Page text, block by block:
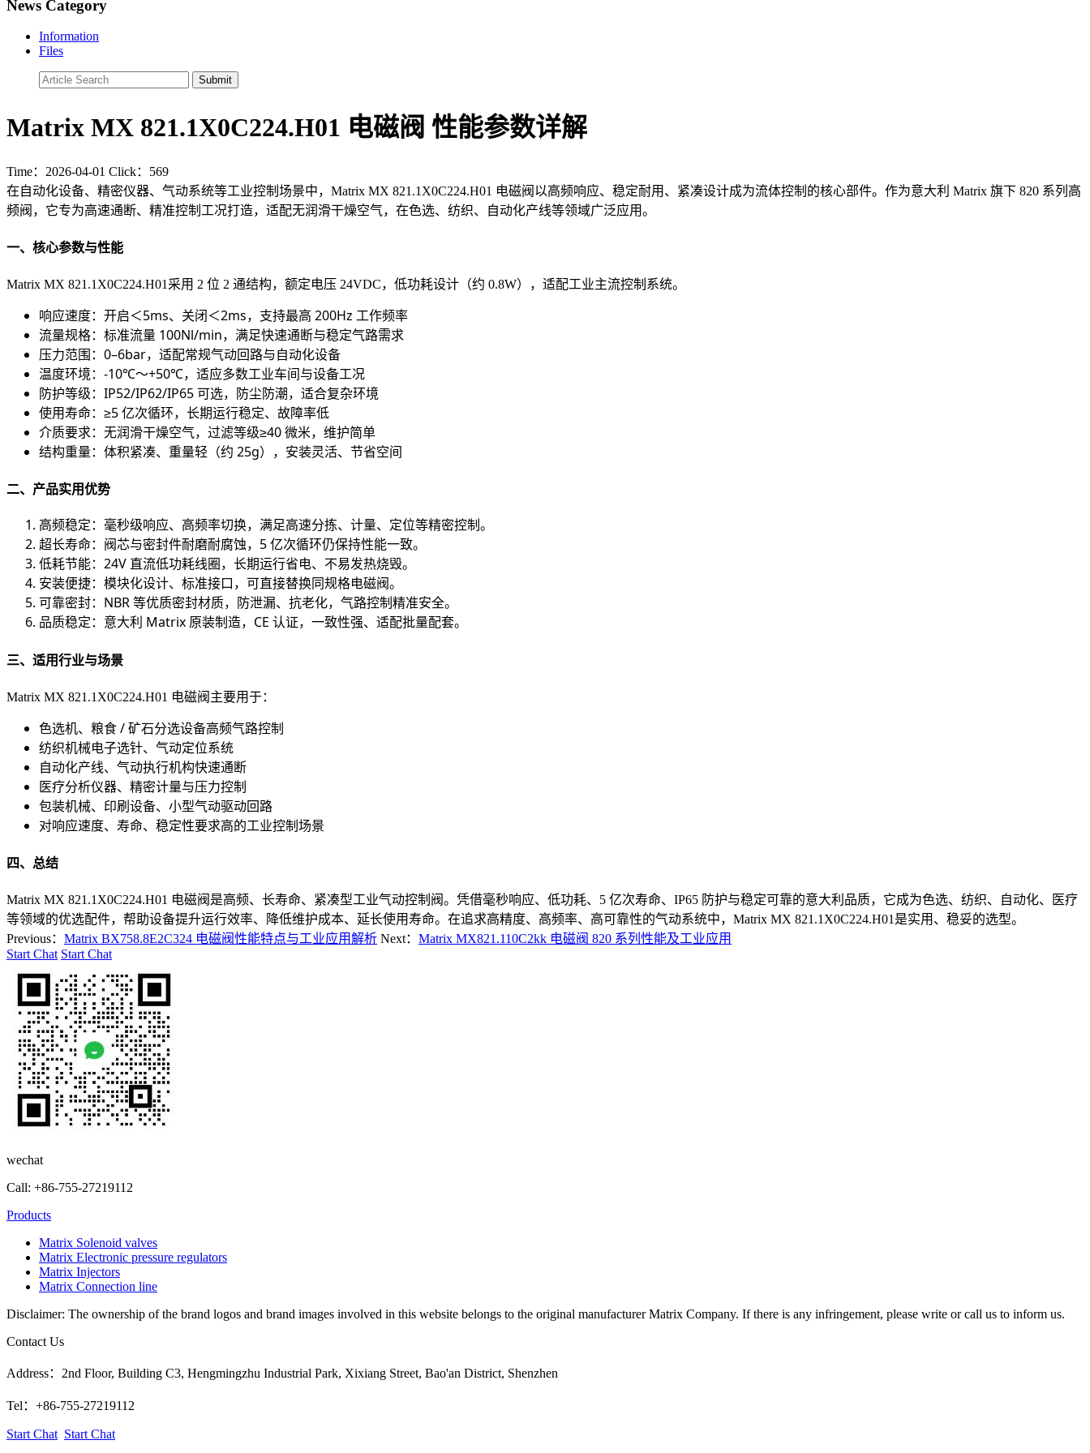
News Category
Information
Files
Matrix MX 821.1X0C224.H01 电磁阀 性能参数详解
Time：2026-04-01 Click：569
在自动化设备、精密仪器、气动系统等工业控制场景中，Matrix MX 821.1X0C224.H01 电磁阀以高频响应、稳定耐用、紧凑设计成为流体控制的核心部件。作为意大利 Matrix 旗下 820 系列高
频阀，它专为高速通断、精准控制工况打造，适配无润滑干燥空气，在色选、纺织、自动化产线等领域广泛应用。
一、核心参数与性能
Matrix MX 821.1X0C224.H01采用 2 位 2 通结构，额定电压 24VDC，低功耗设计（约 0.8W），适配工业主流控制系统。
响应速度：开启＜5ms、关闭＜2ms，支持最高 200Hz 工作频率
流量规格：标准流量 100Nl/min，满足快速通断与稳定气路需求
压力范围：0–6bar，适配常规气动回路与自动化设备
温度环境：-10℃～+50℃，适应多数工业车间与设备工况
防护等级：IP52/IP62/IP65 可选，防尘防潮，适合复杂环境
使用寿命：≥5 亿次循环，长期运行稳定、故障率低
介质要求：无润滑干燥空气，过滤等级≥40 微米，维护简单
结构重量：体积紧凑、重量轻（约 25g），安装灵活、节省空间
二、产品实用优势
高频稳定：毫秒级响应、高频率切换，满足高速分拣、计量、定位等精密控制。
超长寿命：阀芯与密封件耐磨耐腐蚀，5 亿次循环仍保持性能一致。
低耗节能：24V 直流低功耗线圈，长期运行省电、不易发热烧毁。
安装便捷：模块化设计、标准接口，可直接替换同规格电磁阀。
可靠密封：NBR 等优质密封材质，防泄漏、抗老化，气路控制精准安全。
品质稳定：意大利 Matrix 原装制造，CE 认证，一致性强、适配批量配套。
三、适用行业与场景
Matrix MX 821.1X0C224.H01 电磁阀主要用于：
色选机、粮食 / 矿石分选设备高频气路控制
纺织机械电子选针、气动定位系统
自动化产线、气动执行机构快速通断
医疗分析仪器、精密计量与压力控制
包装机械、印刷设备、小型气动驱动回路
对响应速度、寿命、稳定性要求高的工业控制场景
四、总结
Matrix MX 821.1X0C224.H01 电磁阀是高频、长寿命、紧凑型工业气动控制阀。凭借毫秒响应、低功耗、5 亿次寿命、IP65 防护与稳定可靠的意大利品质，它成为色选、纺织、自动化、医疗
等领域的优选配件，帮助设备提升运行效率、降低维护成本、延长使用寿命。在追求高精度、高频率、高可靠性的气动系统中，Matrix MX 821.1X0C224.H01是实用、稳妥的选型。
Previous： Matrix BX758.8E2C324 电磁阀性能特点与工业应用解析 Next： Matrix MX821.110C2kk 电磁阀 820 系列性能及工业应用
Start Chat Start Chat
wechat
Call: +86-755-27219112
Products
Matrix Solenoid valves
Matrix Electronic pressure regulators
Matrix Injectors
Matrix Connection line
Disclaimer: The ownership of the brand logos and brand images involved in this website belongs to the original manufacturer Matrix Company. If there is any infringement, please write or call us to inform us.
Contact Us
Address：2nd Floor, Building C3, Hengmingzhu Industrial Park, Xixiang Street, Bao'an District, Shenzhen
Tel：+86-755-27219112
Start Chat Start Chat